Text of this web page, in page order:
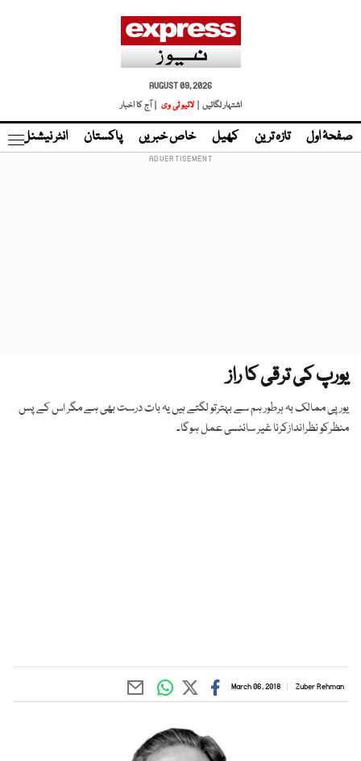
AUGUST 09, 2026
اشتہار لگائیں |
لائیو ٹی وی | آج کا اخبار
صفحۂ اول تازہ ترین کھیل خاص خبریں پاکستان انٹر نیشنل
یورپ کی ترقی کا راز
یورپی ممالک بہ ہرطور ہم سے بہترتو لگتے ہیں یہ بات درست بھی ہے مگر اس کے پس
منظرکو نظراندازکرنا غیر سائنسی عمل ہوگا۔
Zuber Rehman
March 06, 2018